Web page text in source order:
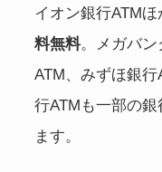
イオン銀行ATMほ
料無料。メガバン
ATM、みずほ銀
行ATMも一部の
ます。